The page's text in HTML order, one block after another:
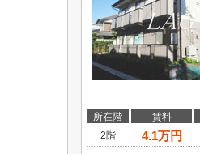
所在階 賃料
2階
4.1万円